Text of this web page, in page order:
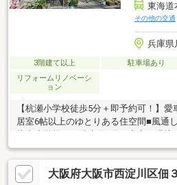
東海道
その他の交通
兵庫県
3階建て以上 駐車場あり
リフォームリノベーシ
ョン
【杭瀬小学校徒歩5分＋即予約可！】
居室6帖以上のゆとりある住空間■風通
大阪府大阪市西淀川区佃